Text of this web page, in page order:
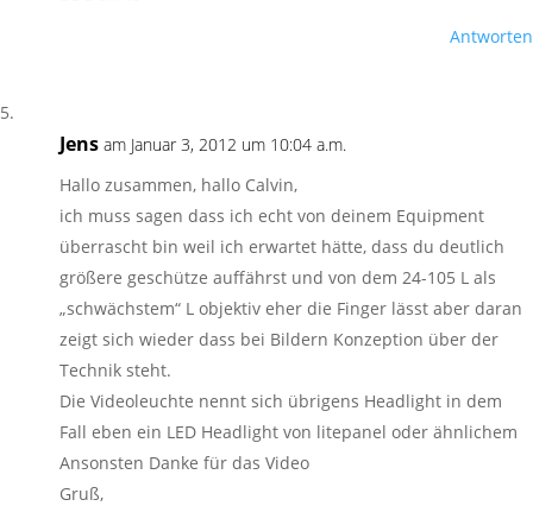
Antworten
Jens am Januar 3, 2012 um 10:04 a.m.
Hallo zusammen, hallo Calvin,
ich muss sagen dass ich echt von deinem Equipment
überrascht bin weil ich erwartet hätte, dass du deutlich
größere geschütze auffährst und von dem 24-105 L als
„schwächstem“ L objektiv eher die Finger lässt aber daran
zeigt sich wieder dass bei Bildern Konzeption über der
Technik steht.
Die Videoleuchte nennt sich übrigens Headlight in dem
Fall eben ein LED Headlight von litepanel oder ähnlichem
Ansonsten Danke für das Video
Gruß,